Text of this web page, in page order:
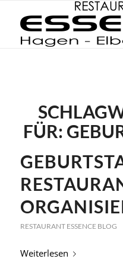
FÜR:
RESTAURANT ESSENCE BLOG
Weiterlesen